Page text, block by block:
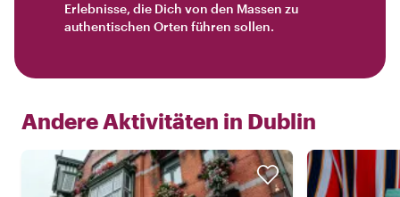
Erlebnisse, die Dich von den Massen zu
authentischen Orten führen sollen.
Andere Aktivitäten in Dublin